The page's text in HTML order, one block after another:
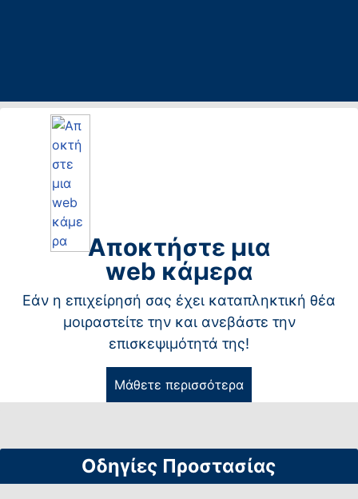
Αποκτήστε μια
web κάμερα
Εάν η επιχείρησή σας έχει καταπληκτική θέα
μοιραστείτε την και ανεβάστε την
επισκεψιμότητά της!
Μάθετε περισσότερα
Οδηγίες Προστασίας